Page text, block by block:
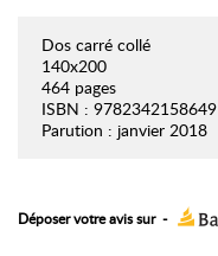
Dos carré collé
140x200
464 pages
ISBN : 9782342158649
Parution : janvier 2018
Déposer votre avis sur -